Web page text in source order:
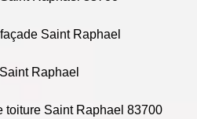
Saint Raphael
Raphael
toiture Saint Raphael 83700